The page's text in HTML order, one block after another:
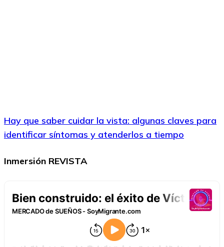
Hay que saber cuidar la vista: algunas claves para
identificar síntomas y atenderlos a tiempo
Inmersión REVISTA